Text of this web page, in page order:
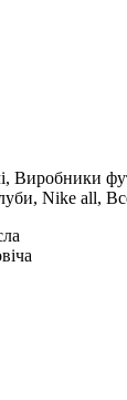
Виробники
Nike all,